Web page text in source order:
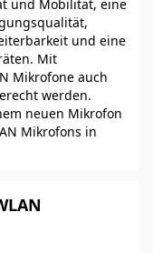
und Mobilität, eine
und eine
Mit
Mikrofone auch
werden.
neuen Mikrofon
Mikrofons in